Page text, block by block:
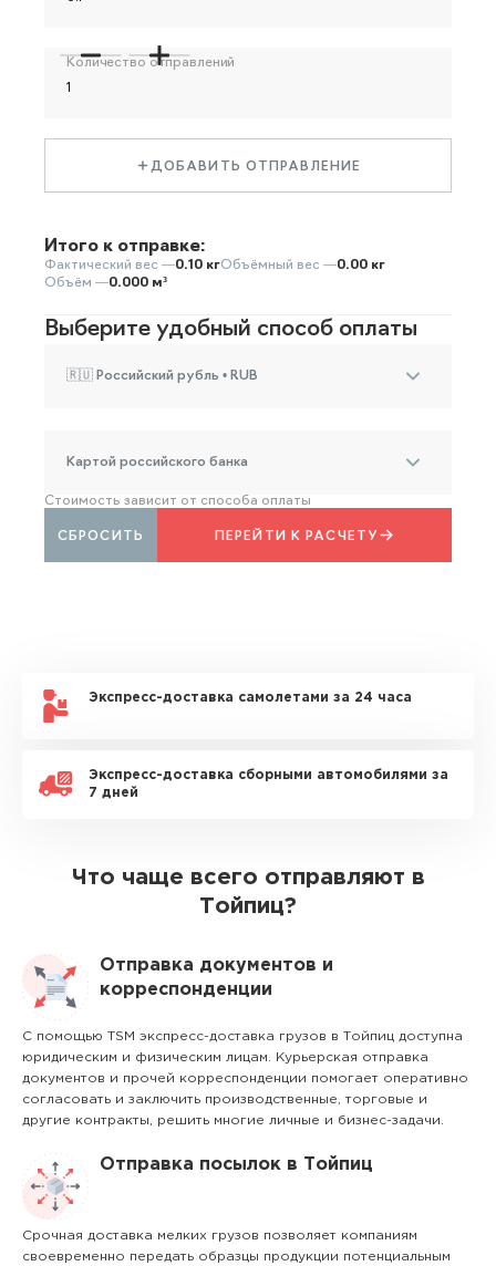
Количество отправлений
ДОБАВИТЬ ОТПРАВЛЕНИЕ
Итого к отправке:
Фактический вес —0.10 кгОбъёмный вес —0.00 кг
Объём —0.000 м³
Выберите удобный способ оплаты
🇷🇺 Российский рубль • RUB
Картой российского банка
Стоимость зависит от способа оплаты
ПЕРЕЙТИ К РАСЧЕТУ
СБРОСИТЬ
Экспресс-доставка самолетами за 24 часа
Экспресс-доставка сборными автомобилями за
7 дней
Что чаще всего отправляют в
Тойпиц?
Отправка документов и
корреспонденции
С помощью TSM экспресс-доставка грузов в Тойпиц доступна
юридическим и физическим лицам. Курьерская отправка
документов и прочей корреспонденции помогает оперативно
согласовать и заключить производственные, торговые и
другие контракты, решить многие личные и бизнес-задачи.
Отправка посылок в Тойпиц
Срочная доставка мелких грузов позволяет компаниям
своевременно передать образцы продукции потенциальным